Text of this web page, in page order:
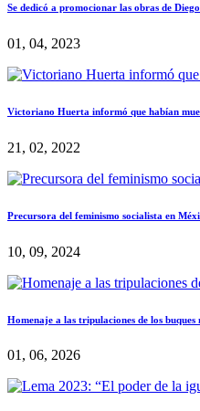
Se dedicó a promocionar las obras de
01, 04, 2023
Victoriano Huerta informó que habían
21, 02, 2022
Precursora del feminismo socialista en
10, 09, 2024
Homenaje a las tripulaciones de los
01, 06, 2026